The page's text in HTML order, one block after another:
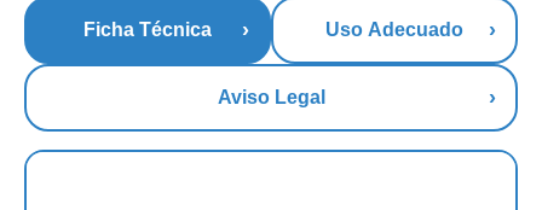
Ficha Técnica Uso Adecuado
Aviso Legal